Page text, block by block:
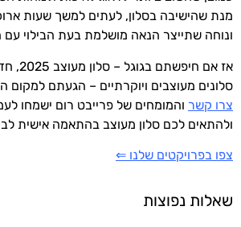
מנת שהישיבה בסלון, לעתים למשך שעות
ונוחה שתייצר הנאה מושלמת בעת הבילוי
אז אם
סלונים מעוצבים ויוקרתיים – הגעתם למקום
צרו קשר והמומחים של פרייבט רום ישמחו
ולהתאים לכם סלון מעוצב בהתאמה אישית
צפו בפרויקטים שלנו ⇐
שאלות נפוצות